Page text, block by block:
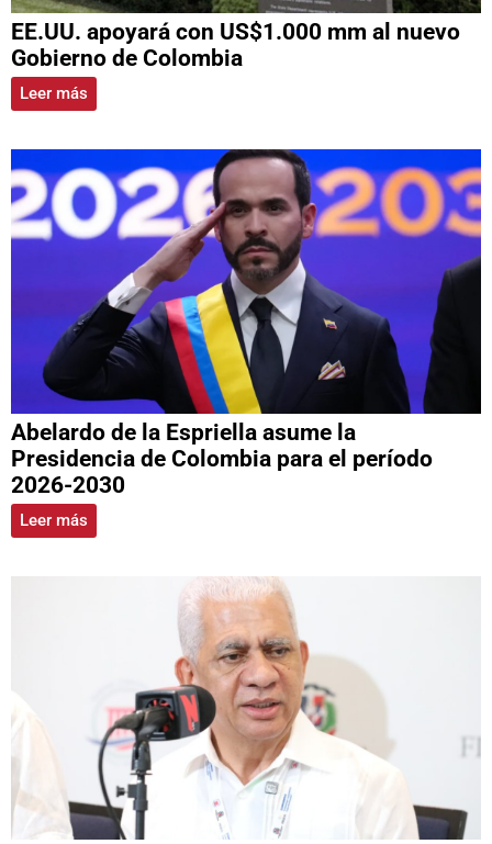
EE.UU. apoyará con US$1.000 mm al nuevo
Gobierno de Colombia
Leer más
Abelardo de la Espriella asume la
Presidencia de Colombia para el período
2026-2030
Leer más